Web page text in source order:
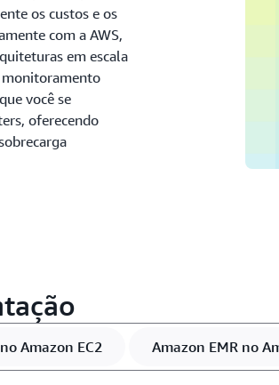
os custos e os
com a AWS,
em escala
monitoramento
você se
oferecendo
Amazon EC2 Amazon EMR no